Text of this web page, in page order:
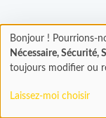
Chargement... Chargement
En cours...
Bonjour ! Pourrions-
Nécessaire, Sécurité,
toujours modifier ou
Laissez-moi choisir